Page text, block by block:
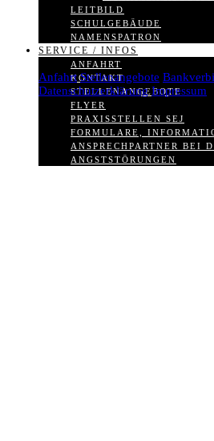
LEITBILD
SCHULGEBÄUDE
NAMENSPATRON
SERVICE / INFOS
ANFAHRT
KONTAKT
STELLENANGEBOTE
FLYER
PRAXISSTELLEN SEJ
FORMULARE,
ANSPRECHPARTNER BEI
ANGSTSTÖRUNGEN
Anfahrt Stellenangebote
Datenschutzerklärung Impressum